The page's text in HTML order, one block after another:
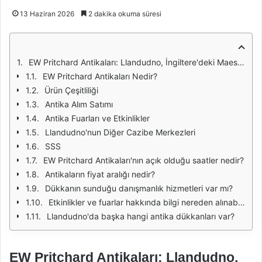
13 Haziran 2026 2 dakika okuma süresi
EW Pritchard Antikaları: Llandudno, İngiltere'deki Maesdu Yolu'nda Keşfedin
EW Pritchard Antikaları Nedir?
Ürün Çeşitliliği
Antika Alım Satımı
Antika Fuarları ve Etkinlikler
Llandudno'nun Diğer Cazibe Merkezleri
SSS
EW Pritchard Antikaları'nın açık olduğu saatler nedir?
Antikaların fiyat aralığı nedir?
Dükkanın sunduğu danışmanlık hizmetleri var mı?
Etkinlikler ve fuarlar hakkında bilgi nereden alınabilir?
Llandudno'da başka hangi antika dükkanları var?
EW Pritchard Antikaları: Llandudno,